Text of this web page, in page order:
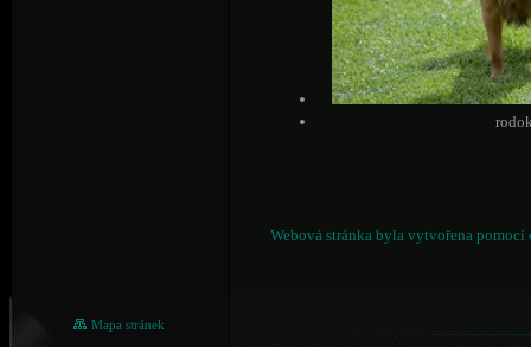
Webová stránka byla vytvořena
Mapa stránek